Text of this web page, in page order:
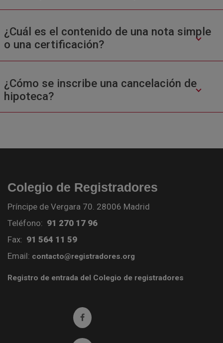
¿Cuál es el contenido de una nota simple
o una certificación?
¿Cómo se inscribe una cancelación de
hipoteca?
Colegio de Registradores
Príncipe de Vergara 70. 28006 Madrid
Teléfono: 91 270 17 96
Fax: 91 564 11 59
Email: contacto@registradores.org
Registro de entrada del Colegio de registradores
Ir a facebook (abre en ventana nueva)